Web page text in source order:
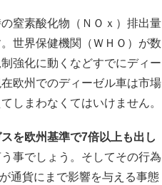
窒素酸化物（ＮＯｘ）排出量
世界保健機関（ＷＨＯ）が数
強化に動くなどすでにディー
欧州でのディーゼル車は市場
しまわなくてはいけません。
を欧州基準で7倍以上も出し
う事でしょう。そしてその行為
通貨にまで影響を与える事態